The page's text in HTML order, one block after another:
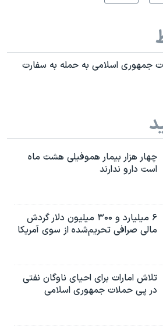
جمهوری اسلامی به حمله به سفارت
چهار هزار بیمار هموفیلی هشت ماه
است دارو ندارند
۶ میلیارد و ۳۰۰ میلیون دلار گردش
مالی صرافی تحریم‌شده از سوی آمریکا
تلاش امارات برای احیای ناوگان نفتی
در پی حملات جمهوری اسلامی